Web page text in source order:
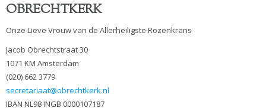
OBRECHTKERK
Onze Lieve Vrouw van de Allerheiligste Rozenkrans
Jacob Obrechtstraat 30
1071 KM Amsterdam
(020) 662 3779
secretariaat@obrechtkerk.nl
IBAN NL98 INGB 0000107187